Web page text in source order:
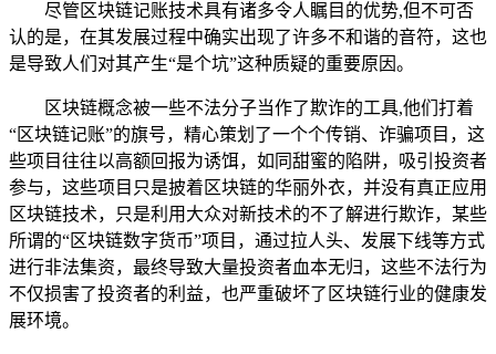
尽管区块链记账技术具有诸多令人瞩目的优势,但不可否
认的是，在其发展过程中确实出现了许多不和谐的音符，这也
是导致人们对其产生“是个坑”这种质疑的重要原因。
区块链概念被一些不法分子当作了欺诈的工具,他们打着
“区块链记账”的旗号，精心策划了一个个传销、诈骗项目，这
些项目往往以高额回报为诱饵，如同甜蜜的陷阱，吸引投资者
参与，这些项目只是披着区块链的华丽外衣，并没有真正应用
区块链技术，只是利用大众对新技术的不了解进行欺诈，某些
所谓的“区块链数字货币”项目，通过拉人头、发展下线等方式
进行非法集资，最终导致大量投资者血本无归，这些不法行为
不仅损害了投资者的利益，也严重破坏了区块链行业的健康发
展环境。